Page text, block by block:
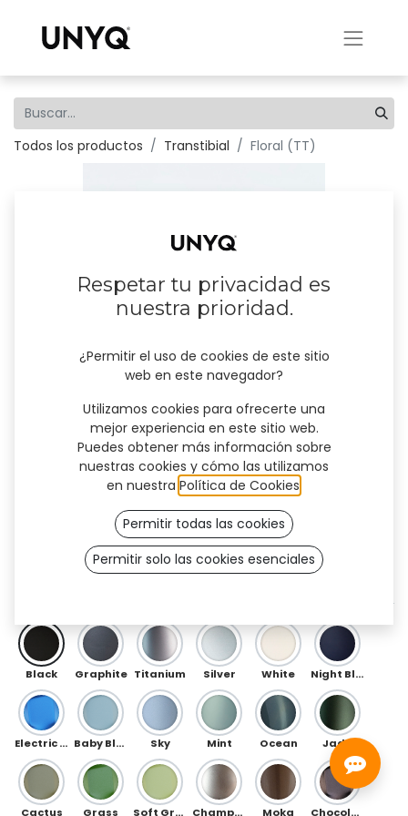
Todos los productos Transtibial Floral (TT)
Floral (TT)
Black Graphite Titanium Silver White Night Blue
Electric Blue Baby Blue Sky Mint Ocean Jade
Cactus Grass Soft Green Champagne Moka Chocolate
Respetar tu privacidad es
nuestra prioridad.
¿Permitir el uso de cookies de este sitio
web en este navegador?
Utilizamos cookies para ofrecerte una
mejor experiencia en este sitio web.
Puedes obtener más información sobre
nuestras cookies y cómo las utilizamos
en nuestra Política de Cookies
Permitir todas las cookies
Permitir solo las cookies esenciales